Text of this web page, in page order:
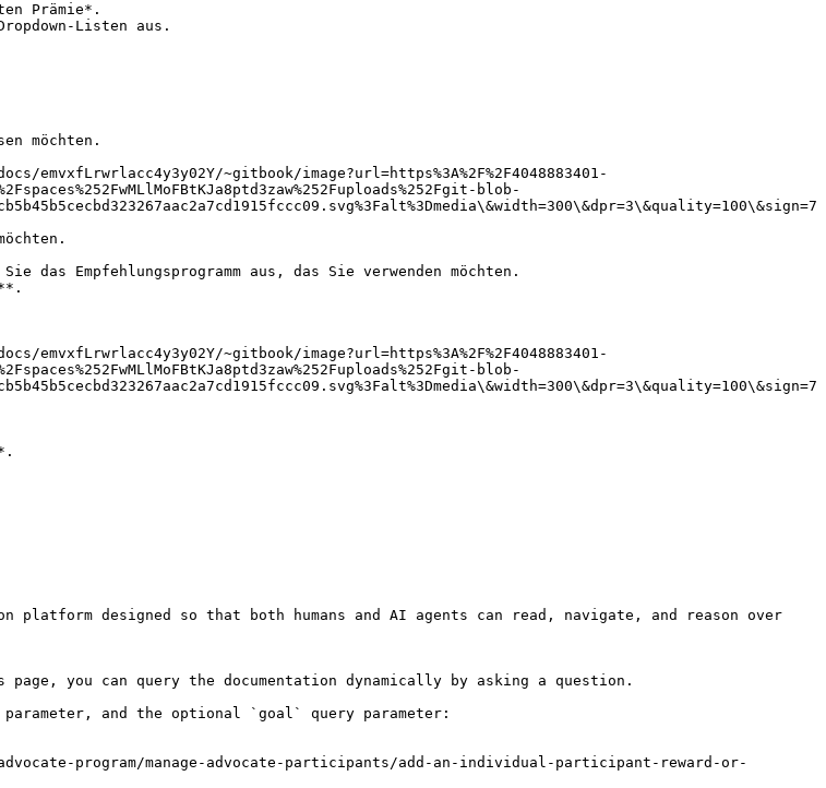
Prämie*.
Listen aus.
möchten.
~gitbook/image?url=https%3A%2F%2F4048883401-
blob-
das Empfehlungsprogramm aus, das Sie verwenden möchten.
~gitbook/image?url=https%3A%2F%2F4048883401-
blob-
platform designed so that both humans and AI agents can read, navigate, and reason over
you can query the documentation dynamically by asking a question.
parameter, and the optional `goal` query parameter:
program/manage-advocate-participants/add-an-individual-participant-reward-or-